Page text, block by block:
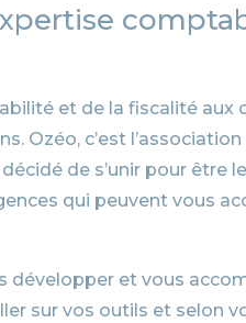
et de la fiscalité
Ozéo, c’est
de s’unir pour être
qui peuvent vous
développer et vous
sur vos outils et selon